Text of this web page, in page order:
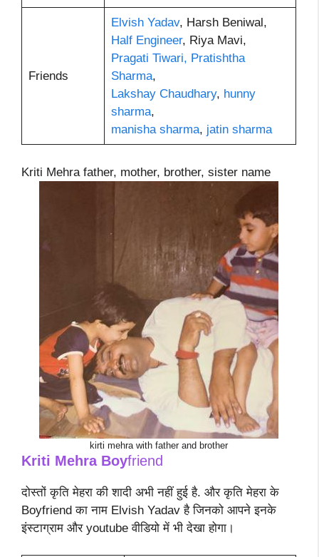
Friends
Elvish Yadav, Harsh Beniwal,
Half Engineer, Riya Mavi,
Pragati Tiwari, Pratishtha
Sharma,
Lakshay Chaudhary, hunny
sharma,
manisha sharma, jatin sharma
Kriti Mehra father, mother, brother, sister name
kirti mehra with father and brother
Kriti Mehra Boyfriend
दोस्तों कृति मेहरा की शादी अभी नहीं हुई है. और कृति मेहरा के
Boyfriend का नाम Elvish Yadav है जिनको आपने इनके
इंस्टाग्राम और youtube वीडियो में भी देखा होगा।